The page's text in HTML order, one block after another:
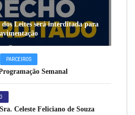
Leites será interditada para
PARCEIROS
Semanal
Celeste Feliciano de Souza